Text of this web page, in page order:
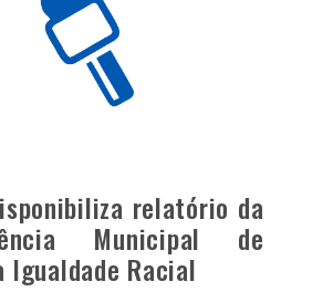
relatório da
Municipal de
Igualdade Racial